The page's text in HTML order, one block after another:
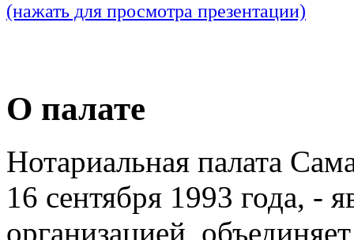
(нажать для просмотра презентации)
О палате
Нотариальная палата
16 сентября 1993 года, -
организацией,